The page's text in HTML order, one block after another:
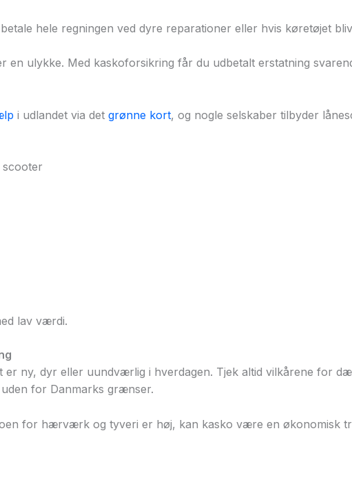
hele regningen ved dyre reparationer eller hvis køretøjet
en ulykke. Med kaskoforsikring får du udbetalt erstatning
i udlandet via det grønne kort, og nogle selskaber tilbyder
scooter
lav værdi.
ny, dyr eller uundværlig i hverdagen. Tjek altid vilkårene for
for Danmarks grænser.
for hærværk og tyveri er høj, kan kasko være en økonomisk